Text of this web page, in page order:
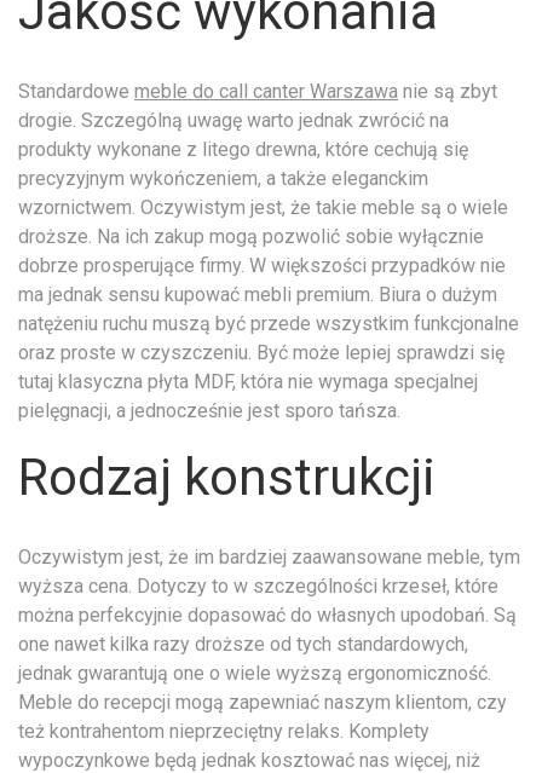
Standardowe meble do call canter Warszawa nie są zbyt
drogie. Szczególną uwagę warto jednak zwrócić na
produkty wykonane z litego drewna, które cechują się
precyzyjnym wykończeniem, a także eleganckim
wzornictwem. Oczywistym jest, że takie meble są o wiele
droższe. Na ich zakup mogą pozwolić sobie wyłącznie
dobrze prosperujące firmy. W większości przypadków nie
ma jednak sensu kupować mebli premium. Biura o dużym
natężeniu ruchu muszą być przede wszystkim funkcjonalne
oraz proste w czyszczeniu. Być może lepiej sprawdzi się
tutaj klasyczna płyta MDF, która nie wymaga specjalnej
pielęgnacji, a jednocześnie jest sporo tańsza.
Rodzaj konstrukcji
Oczywistym jest, że im bardziej zaawansowane meble, tym
wyższa cena. Dotyczy to w szczególności krzeseł, które
można perfekcyjnie dopasować do własnych upodobań. Są
one nawet kilka razy droższe od tych standardowych,
jednak gwarantują one o wiele wyższą ergonomiczność.
Meble do recepcji mogą zapewniać naszym klientom, czy
też kontrahentom nieprzeciętny relaks. Komplety
wypoczynkowe będą jednak kosztować nas więcej, niż